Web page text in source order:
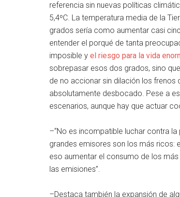
referencia sin nuevas políticas
5,4ºC. La temperatura media de la
grados sería como aumentar casi
entender el porqué de tanta
imposible y el riesgo para la vida
sobrepasar esos dos grados, sino
de no accionar sin dilación los
absolutamente desbocado. Pese a
escenarios, aunque hay que actuar
–“No es incompatible luchar contra
grandes emisores son los más ricos:
eso aumentar el consumo de los
las emisiones”.
–Destaca también la expansión de